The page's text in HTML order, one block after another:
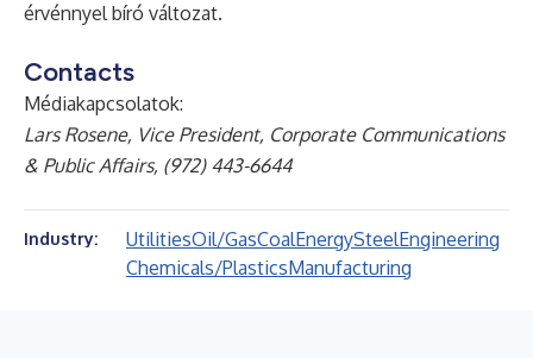
érvénnyel bíró változat.
Contacts
Médiakapcsolatok:
Lars Rosene, Vice President, Corporate Communications
& Public Affairs, (972) 443-6644
Industry: UtilitiesOil/GasCoalEnergySteelEngineering
Chemicals/PlasticsManufacturing